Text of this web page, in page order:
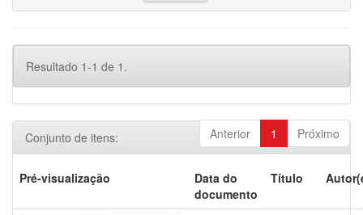
Resultado 1-1 de 1.
Anterior 1 Próximo
Conjunto de itens:
Pré-visualização
Data do
documento
Título